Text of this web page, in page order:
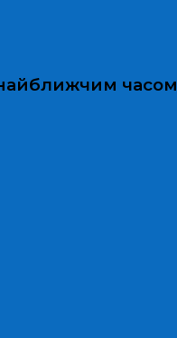
часом